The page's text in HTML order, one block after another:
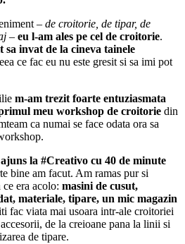
– de croitorie, de tipar, de
– eu l-am ales pe cel de croitorie.
sa invat de la cineva tainele
ce fac eu nu este gresit si sa imi pot
m-am trezit foarte entuziasmata
meu workshop de croitorie din
ca numai se face odata ora sa
la #Creativo cu 40 de minute
bine am facut. Am ramas pur si
era acolo: masini de cusut,
materiale, tipare, un mic magazin
fac viata mai usoara intr-ale croitoriei
de la creioane pana la linii si
de tipare.